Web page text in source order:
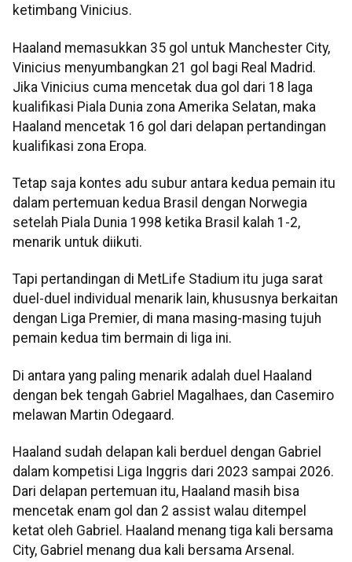
ketimbang Vinicius.
Haaland memasukkan 35 gol untuk Manchester City,
Vinicius menyumbangkan 21 gol bagi Real Madrid.
Jika Vinicius cuma mencetak dua gol dari 18 laga
kualifikasi Piala Dunia zona Amerika Selatan, maka
Haaland mencetak 16 gol dari delapan pertandingan
kualifikasi zona Eropa.
Tetap saja kontes adu subur antara kedua pemain itu
dalam pertemuan kedua Brasil dengan Norwegia
setelah Piala Dunia 1998 ketika Brasil kalah 1-2,
menarik untuk diikuti.
Tapi pertandingan di MetLife Stadium itu juga sarat
duel-duel individual menarik lain, khususnya berkaitan
dengan Liga Premier, di mana masing-masing tujuh
pemain kedua tim bermain di liga ini.
Di antara yang paling menarik adalah duel Haaland
dengan bek tengah Gabriel Magalhaes, dan Casemiro
melawan Martin Odegaard.
Haaland sudah delapan kali berduel dengan Gabriel
dalam kompetisi Liga Inggris dari 2023 sampai 2026.
Dari delapan pertemuan itu, Haaland masih bisa
mencetak enam gol dan 2 assist walau ditempel
ketat oleh Gabriel. Haaland menang tiga kali bersama
City, Gabriel menang dua kali bersama Arsenal.